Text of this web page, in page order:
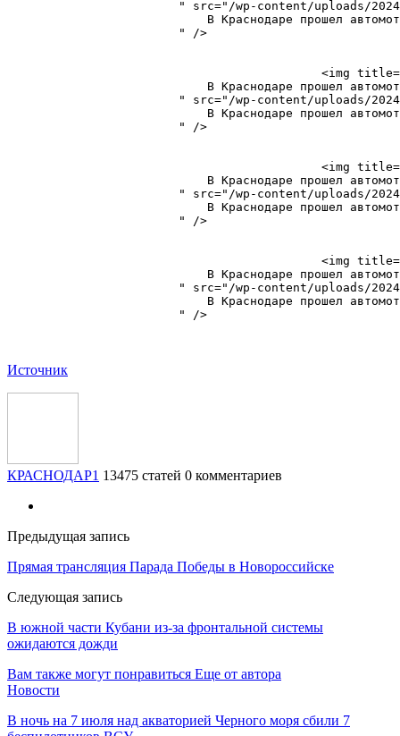
" src="/wp-content/uploads/
В Краснодаре прошел
                        " />
<img
В Краснодаре прошел
" src="/wp-content/uploads/
В Краснодаре прошел
                        " />
<img
В Краснодаре прошел
" src="/wp-content/uploads/
В Краснодаре прошел
                        " />
<img
В Краснодаре прошел
" src="/wp-content/uploads/
В Краснодаре прошел
                        " />
Источник
КРАСНОДАР1 13475 статей 0 комментариев
Предыдущая запись
Прямая трансляция Парада Победы в Новороссийске
Следующая запись
В южной части Кубани из-за фронтальной системы
ожидаются дожди
Вам также могут понравиться Еще от автора
Новости
В ночь на 7 июля над акваторией Черного моря сбили 7